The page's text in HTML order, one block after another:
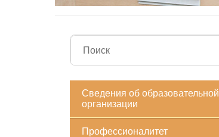
Сведения об образовательной
организации
Профессионалитет